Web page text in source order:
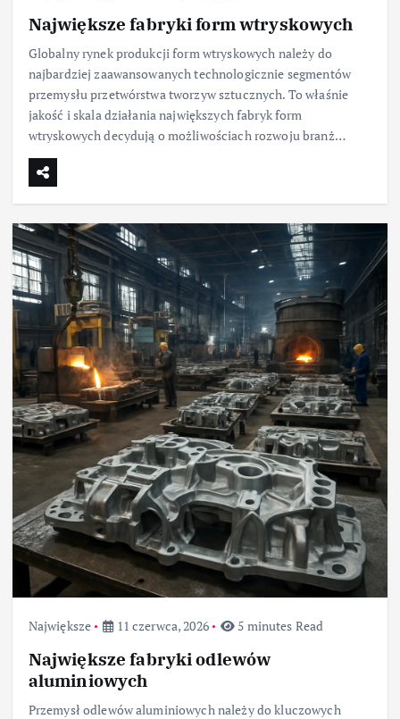
Największe fabryki form wtryskowych
Globalny rynek produkcji form wtryskowych należy do
najbardziej zaawansowanych technologicznie segmentów
przemysłu przetwórstwa tworzyw sztucznych. To właśnie
jakość i skala działania największych fabryk form
wtryskowych decydują o możliwościach rozwoju branż…
Największe 11 czerwca, 2026 5 minutes Read
Największe fabryki odlewów
aluminiowych
Przemysł odlewów aluminiowych należy do kluczowych